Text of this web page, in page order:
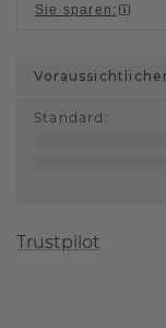
Sie sparen :
Standard :
Trustpilot